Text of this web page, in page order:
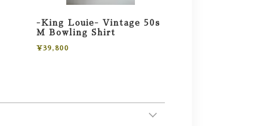
-King Louie- Vintage 50s
M Bowling Shirt
¥39,800